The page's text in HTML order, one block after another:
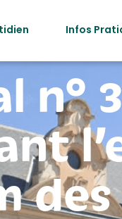
Infos
n°